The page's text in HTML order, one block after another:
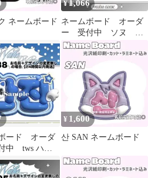
ネームボード
¥1,066
ネームボード オーダ
ー 受付中 ソヌ
enhypen エナプ ネム
ボ ミニサイズ
ード オーダ
中 tws ハン
ムボ ぷっく
サイズ
¥ 1,600
산 SAN ネームボード